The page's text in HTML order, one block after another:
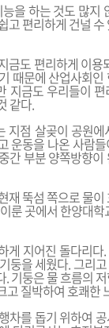
을 하는 것도 많지
고 편리하게 건널
금도 편리하게 이
때문에 산업사회
지금도 우리들이
같다.
지점 살곶이 공원
운동을 나온 사람
간 부분 양쪽방향
재 뚝섬 쪽으로 물
룬 곳에서 한양대
게 지어진 돌다리
둥을 세웠다. 그리
기둥은 물 흐름의
고 질박하여 호쾌한
차를 돕기 위하여